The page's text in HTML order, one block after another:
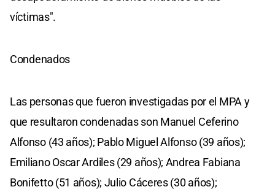
víctimas".
Condenados
Las personas que fueron investigadas por el MPA y
que resultaron condenadas son Manuel Ceferino
Alfonso (43 años); Pablo Miguel Alfonso (39 años);
Emiliano Oscar Ardiles (29 años); Andrea Fabiana
Bonifetto (51 años); Julio Cáceres (30 años);